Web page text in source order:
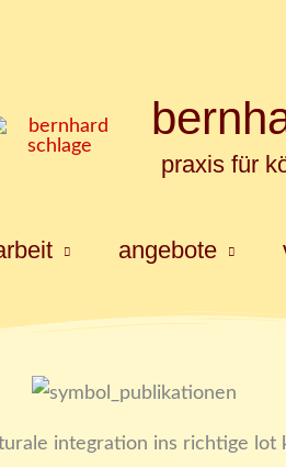
praxis für
angebote
integration ins richtige lot